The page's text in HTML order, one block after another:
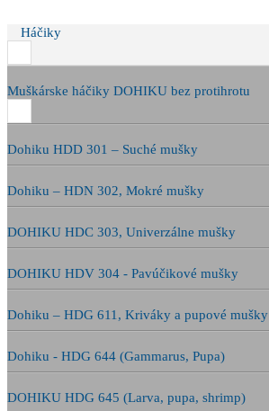
Háčiky
Muškárske háčiky DOHIKU bez protihrotu
Dohiku HDD 301 – Suché mušky
Dohiku – HDN 302, Mokré mušky
DOHIKU HDC 303, Univerzálne mušky
DOHIKU HDV 304 - Pavúčikové mušky
Dohiku – HDG 611, Kriváky a pupové mušky
Dohiku - HDG 644 (Gammarus, Pupa)
DOHIKU HDG 645 (Larva, pupa, shrimp)